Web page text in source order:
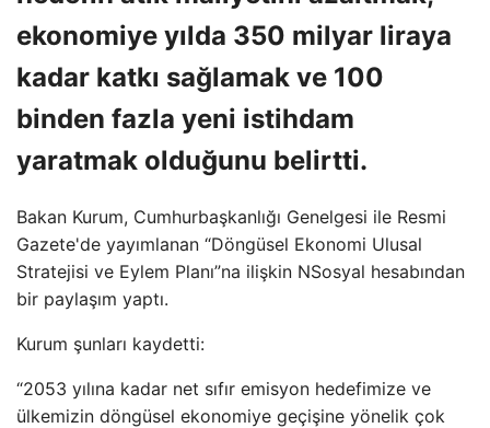
ekonomiye yılda 350 milyar liraya
kadar katkı sağlamak ve 100
binden fazla yeni istihdam
yaratmak olduğunu belirtti.
Bakan Kurum, Cumhurbaşkanlığı Genelgesi ile Resmi
Gazete'de yayımlanan “Döngüsel Ekonomi Ulusal
Stratejisi ve Eylem Planı”na ilişkin NSosyal hesabından
bir paylaşım yaptı.
Kurum şunları kaydetti:
“2053 yılına kadar net sıfır emisyon hedefimize ve
ülkemizin döngüsel ekonomiye geçişine yönelik çok